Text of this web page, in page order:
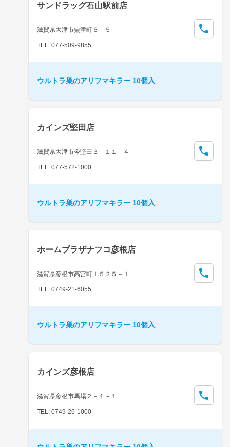
サンドラッグ石山駅前店
滋賀県大津市粟津町６－５
TEL: 077-509-9855
ウルトラ巣のアリフマキラー 10個入
カインズ堅田店
滋賀県大津市今堅田３－１１－４
TEL: 077-572-1000
ウルトラ巣のアリフマキラー 10個入
ホームプラザナフコ彦根店
滋賀県彦根市高宮町１５２５－１
TEL: 0749-21-6055
ウルトラ巣のアリフマキラー 10個入
カインズ彦根店
滋賀県彦根市馬場２－１－１
TEL: 0749-26-1000